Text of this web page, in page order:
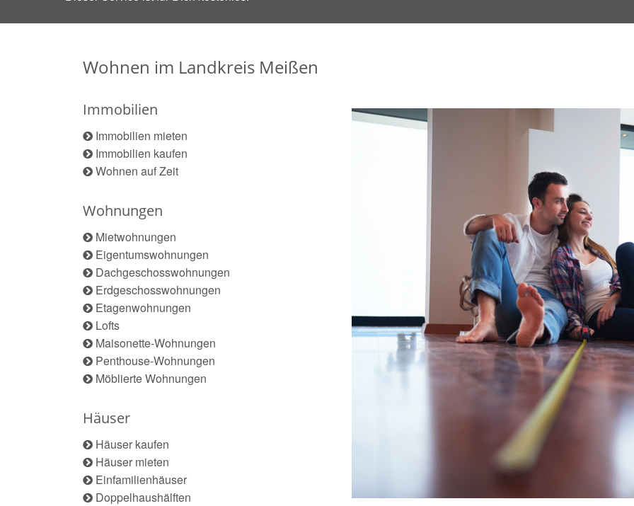
Wohnen im Landkreis Meißen
Immobilien
Immobilien mieten
Immobilien kaufen
Wohnen auf Zeit
Wohnungen
Mietwohnungen
Eigentumswohnungen
Dachgeschosswohnungen
Erdgeschosswohnungen
Etagenwohnungen
Lofts
Maisonette-Wohnungen
Penthouse-Wohnungen
Möblierte Wohnungen
Häuser
Häuser kaufen
Häuser mieten
Einfamilienhäuser
Doppelhaushälften